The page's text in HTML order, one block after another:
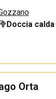
Doccia calda·
Orta